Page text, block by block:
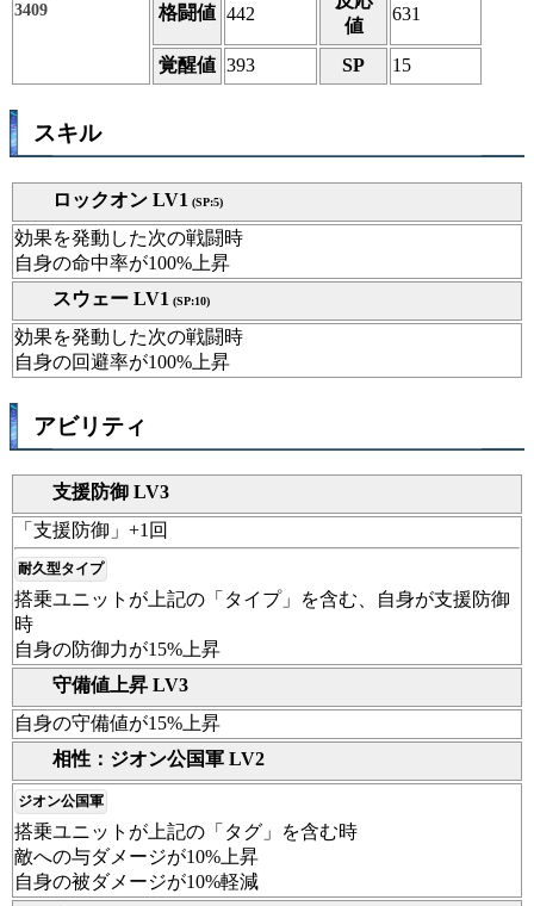
3409 格闘値 442
値
631
覚醒値 393 SP 15
スキル
ロックオン LV1 (SP:5)
効果を発動した次の戦闘時
自身の命中率が100%上昇
スウェー LV1 (SP:10)
効果を発動した次の戦闘時
自身の回避率が100%上昇
アビリティ
支援防御 LV3
「支援防御」+1回
耐久型タイプ
搭乗ユニットが上記の「タイプ」を含む、自身が支援防御
時
自身の防御力が15%上昇
守備値上昇 LV3
自身の守備値が15%上昇
相性：ジオン公国軍 LV2
ジオン公国軍
搭乗ユニットが上記の「タグ」を含む時
敵への与ダメージが10%上昇
自身の被ダメージが10%軽減